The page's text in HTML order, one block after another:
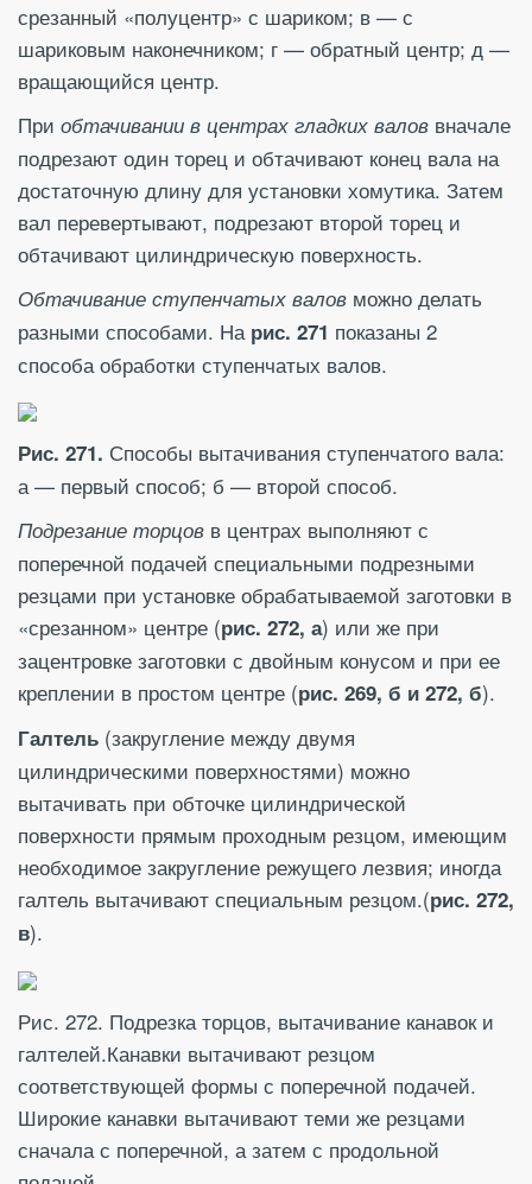
срезанный «полуцентр» с шариком; в — с
шариковым наконечником; г — обратный центр; д —
вращающийся центр.
При обтачивании в центрах гладких валов вначале
подрезают один торец и обтачивают конец вала на
достаточную длину для установки хомутика. Затем
вал перевертывают, подрезают второй торец и
обтачивают цилиндрическую поверхность.
Обтачивание ступенчатых валов можно делать
разными способами. На рис. 271 показаны 2
способа обработки ступенчатых валов.
Рис. 271. Способы вытачивания ступенчатого вала:
а — первый способ; б — второй способ.
Подрезание торцов в центрах выполняют с
поперечной подачей специальными подрезными
резцами при установке обрабатываемой заготовки в
«срезанном» центре (рис. 272, а) или же при
зацентровке заготовки с двойным конусом и при ее
креплении в простом центре (рис. 269, б и 272, б).
Галтель (закругление между двумя
цилиндрическими поверхностями) можно
вытачивать при обточке цилиндрической
поверхности прямым проходным резцом, имеющим
необходимое закругление режущего лезвия; иногда
галтель вытачивают специальным резцом.(рис. 272,
в).
Рис. 272. Подрезка торцов, вытачивание канавок и
галтелей.Канавки вытачивают резцом
соответствующей формы с поперечной подачей.
Широкие канавки вытачивают теми же резцами
сначала с поперечной, а затем с продольной